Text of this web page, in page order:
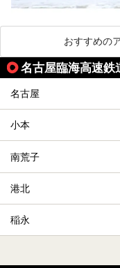
おすすめの
名古屋臨海高速鉄
名古屋
小本
南荒子
港北
稲永